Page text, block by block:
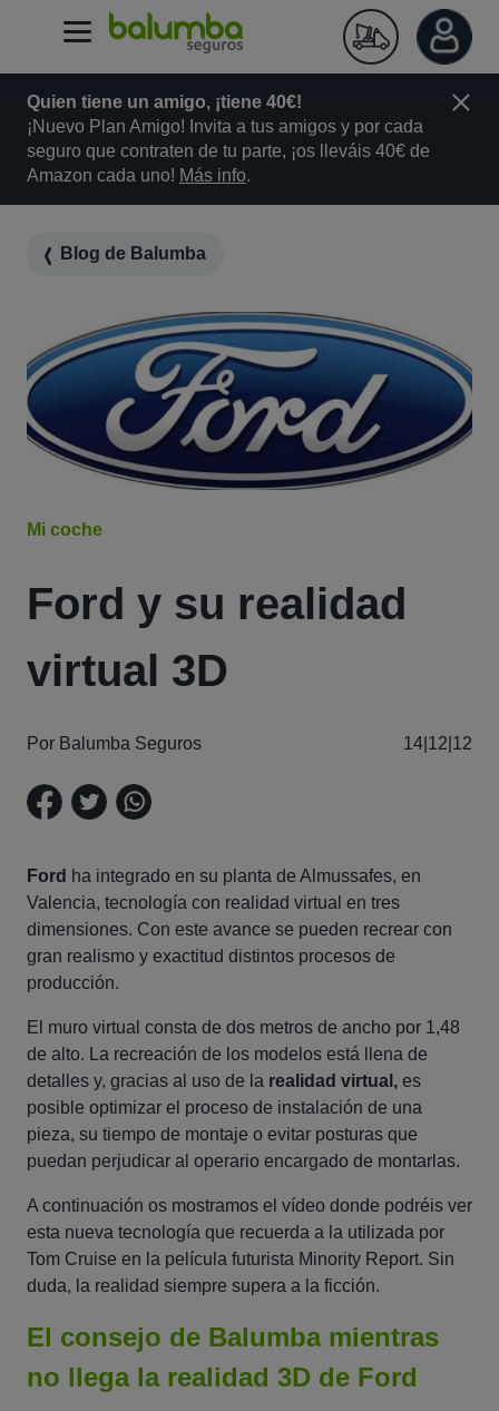
Quien tiene un amigo, ¡tiene 40€!
¡Nuevo Plan Amigo! Invita a tus amigos y por cada
seguro que contraten de tu parte, ¡os lleváis 40€ de
Amazon cada uno! Más info.
Blog de Balumba
Mi coche
Ford y su realidad
virtual 3D
Por Balumba Seguros 14|12|12
Ford ha integrado en su planta de Almussafes, en
Valencia, tecnología con realidad virtual en tres
dimensiones. Con este avance se pueden recrear con
gran realismo y exactitud distintos procesos de
producción.
El muro virtual consta de dos metros de ancho por 1,48
de alto. La recreación de los modelos está llena de
detalles y, gracias al uso de la realidad virtual, es
posible optimizar el proceso de instalación de una
pieza, su tiempo de montaje o evitar posturas que
puedan perjudicar al operario encargado de montarlas.
A continuación os mostramos el vídeo donde podréis ver
esta nueva tecnología que recuerda a la utilizada por
Tom Cruise en la película futurista Minority Report. Sin
duda, la realidad siempre supera a la ficción.
El consejo de Balumba mientras
no llega la realidad 3D de Ford